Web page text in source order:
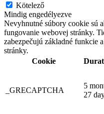
Kötelező
Mindig engedélyezve
Nevyhnutné súbory cookie sú
fungovanie webovej stránky.
zabezpečujú základné funkcie
stránky.
Cookie
_GRECAPTCHA
5
27